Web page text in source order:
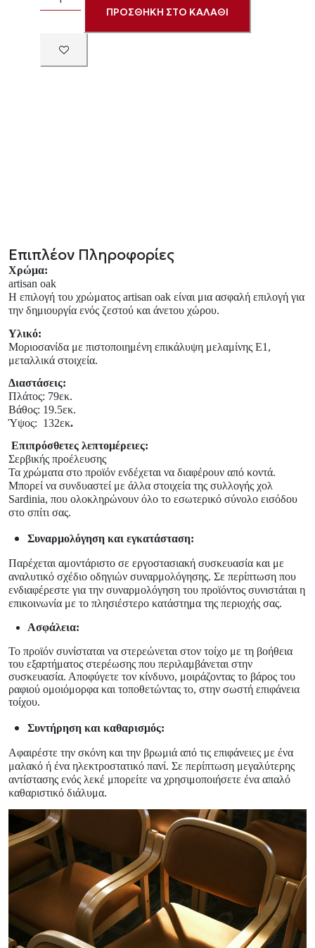
ΠΡΟΣΘΗΚΗ ΣΤΟ ΚΑΛΑΘΙ
Επιπλέον Πληροφορίες
Χρώμα:
artisan oak
Η επιλογή του χρώματος artisan oak είναι μια ασφαλή επιλογή για
την δημιουργία ενός ζεστού και άνετου χώρου.
Υλικό:
Μοριοσανίδα με πιστοποιημένη επικάλυψη μελαμίνης Ε1,
μεταλλικά στοιχεία.
Διαστάσεις:
Πλάτος: 79εκ.
Βάθος: 19.5εκ.
Ύψος: 132εκ.
Επιπρόσθετες λεπτομέρειες:
Σερβικής προέλευσης
Τα χρώματα στο προϊόν ενδέχεται να διαφέρουν από κοντά.
Μπορεί να συνδυαστεί με άλλα στοιχεία της συλλογής χολ
Sardinia, που ολοκληρώνουν όλο το εσωτερικό σύνολο εισόδου
στο σπίτι σας.
Συναρμολόγηση και εγκατάσταση:
Παρέχεται αμοντάριστο σε εργοστασιακή συσκευασία και με
αναλυτικό σχέδιο οδηγιών συναρμολόγησης. Σε περίπτωση που
ενδιαφέρεστε για την συναρμολόγηση του προϊόντος συνιστάται η
επικοινωνία με το πλησιέστερο κατάστημα της περιοχής σας.
Ασφάλεια:
Το προϊόν συνίσταται να στερεώνεται στον τοίχο με τη βοήθεια
του εξαρτήματος στερέωσης που περιλαμβάνεται στην
συσκευασία. Αποφύγετε τον κίνδυνο, μοιράζοντας το βάρος του
ραφιού ομοιόμορφα και τοποθετώντας το, στην σωστή επιφάνεια
τοίχου.
Συντήρηση και καθαρισμός:
Αφαιρέστε την σκόνη και την βρωμιά από τις επιφάνειες με ένα
μαλακό ή ένα ηλεκτροστατικό πανί. Σε περίπτωση μεγαλύτερης
αντίστασης ενός λεκέ μπορείτε να χρησιμοποιήσετε ένα απαλό
καθαριστικό διάλυμα.